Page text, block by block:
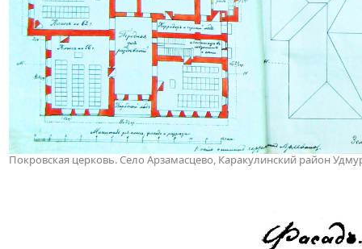
Покровская церковь. Село Арзамасцево, Каракулинский район